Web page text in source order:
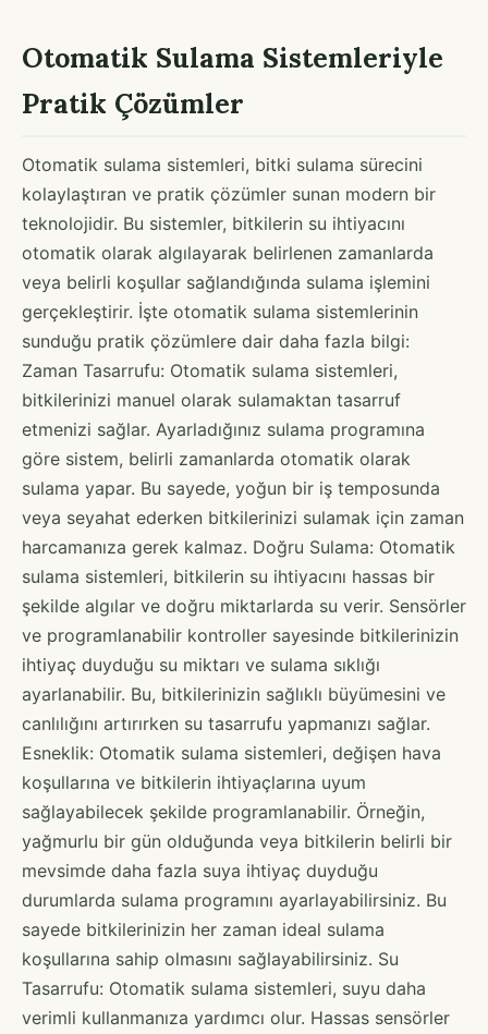
Otomatik Sulama Sistemleriyle
Pratik Çözümler
Otomatik sulama sistemleri, bitki sulama sürecini
kolaylaştıran ve pratik çözümler sunan modern bir
teknolojidir. Bu sistemler, bitkilerin su ihtiyacını
otomatik olarak algılayarak belirlenen zamanlarda
veya belirli koşullar sağlandığında sulama işlemini
gerçekleştirir. İşte otomatik sulama sistemlerinin
sunduğu pratik çözümlere dair daha fazla bilgi:
Zaman Tasarrufu: Otomatik sulama sistemleri,
bitkilerinizi manuel olarak sulamaktan tasarruf
etmenizi sağlar. Ayarladığınız sulama programına
göre sistem, belirli zamanlarda otomatik olarak
sulama yapar. Bu sayede, yoğun bir iş temposunda
veya seyahat ederken bitkilerinizi sulamak için zaman
harcamanıza gerek kalmaz. Doğru Sulama: Otomatik
sulama sistemleri, bitkilerin su ihtiyacını hassas bir
şekilde algılar ve doğru miktarlarda su verir. Sensörler
ve programlanabilir kontroller sayesinde bitkilerinizin
ihtiyaç duyduğu su miktarı ve sulama sıklığı
ayarlanabilir. Bu, bitkilerinizin sağlıklı büyümesini ve
canlılığını artırırken su tasarrufu yapmanızı sağlar.
Esneklik: Otomatik sulama sistemleri, değişen hava
koşullarına ve bitkilerin ihtiyaçlarına uyum
sağlayabilecek şekilde programlanabilir. Örneğin,
yağmurlu bir gün olduğunda veya bitkilerin belirli bir
mevsimde daha fazla suya ihtiyaç duyduğu
durumlarda sulama programını ayarlayabilirsiniz. Bu
sayede bitkilerinizin her zaman ideal sulama
koşullarına sahip olmasını sağlayabilirsiniz. Su
Tasarrufu: Otomatik sulama sistemleri, suyu daha
verimli kullanmanıza yardımcı olur. Hassas sensörler